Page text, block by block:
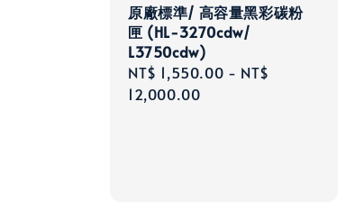
原廠標準/ 高容量黑彩碳粉
匣 (HL-3270cdw/
L3750cdw)
Regular
price
NT$ 1,550.00 - NT$
12,000.00